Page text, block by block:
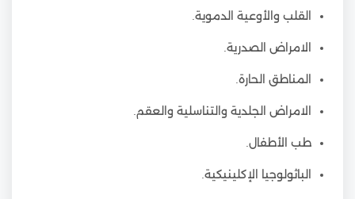
القلب والأوعية الدموية.
الامراض الصدرية.
المناطق الحارة.
الامراض الجلدية والتناسلية والعقم.
طب الأطفال.
الباثولوجيا الإكلينيكية.